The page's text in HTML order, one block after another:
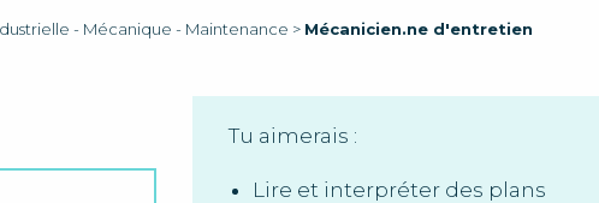
- Mécanique - Maintenance > Mécanicien.ne d'entretien
Tu aimerais :
Lire et interpréter des plans